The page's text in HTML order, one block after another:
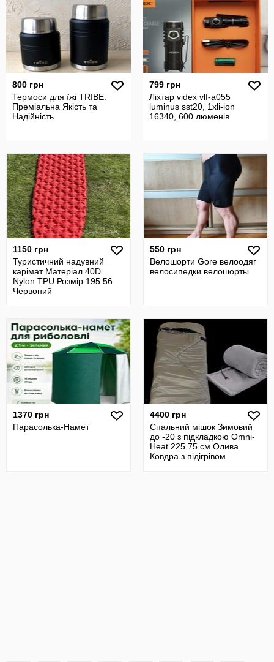
800 грн
Термоси для їжі TRIBE.
Преміальна Якість та
Надійність
799 грн
Ліхтар videx vlf-a055
luminus sst20, 1xli-ion
16340, 600 люменів
1150 грн
Туристичний надувний
карімат Матеріал 40D
Nylon TPU Розмір 195 56
Червоний
550 грн
Велошорти Gore велоодяг
велосипедки велошорты
1370 грн
Парасолька-Намет
4400 грн
Спальний мішок Зимовий
до -20 з підкладкою Omni-
Heat 225 75 см Олива
Ковдра з підігрівом